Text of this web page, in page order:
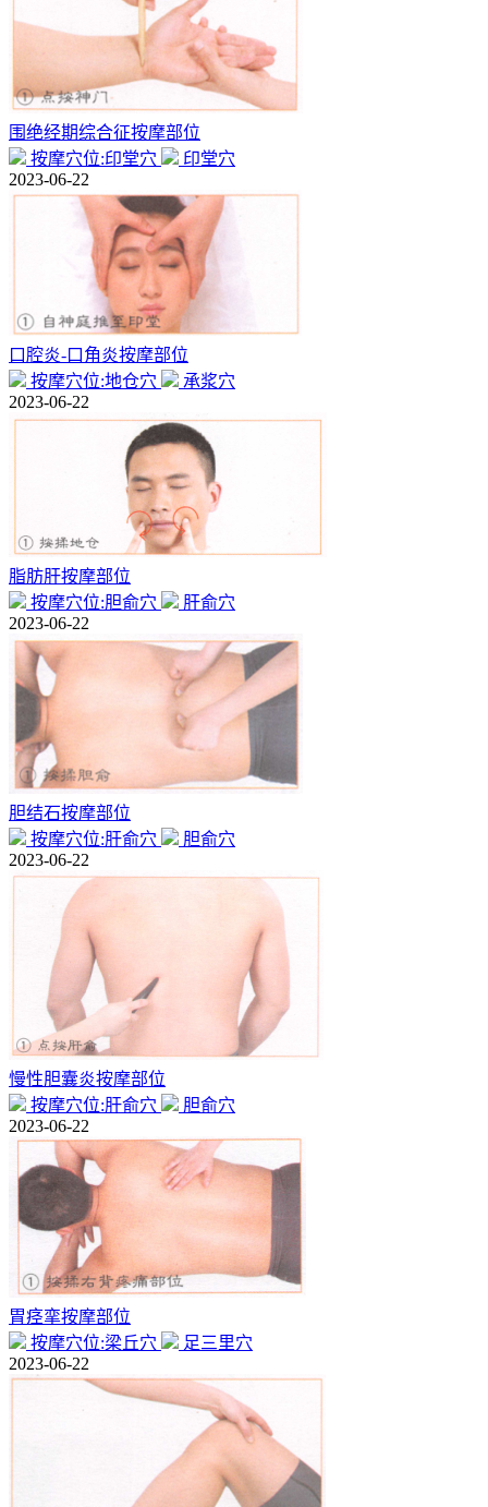
围绝经期综合征按摩部位
按摩穴位:印堂穴
印堂穴
2023-06-22
口腔炎-口角炎按摩部位
按摩穴位:地仓穴
承浆穴
2023-06-22
脂肪肝按摩部位
按摩穴位:胆俞穴
肝俞穴
2023-06-22
胆结石按摩部位
按摩穴位:肝俞穴
胆俞穴
2023-06-22
慢性胆囊炎按摩部位
按摩穴位:肝俞穴
胆俞穴
2023-06-22
胃痉挛按摩部位
按摩穴位:梁丘穴
足三里穴
2023-06-22